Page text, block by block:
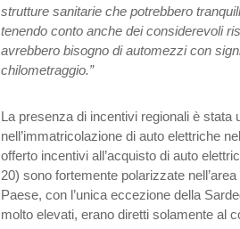
strutture sanitarie che potrebbero
tenendo conto anche dei considerevoli
avrebbero bisogno di automezzi con
chilometraggio.”
La presenza di incentivi regionali è stata
nell’immatricolazione di auto elettriche
offerto incentivi all’acquisto di auto
20) sono fortemente polarizzate
Paese, con l’unica eccezione della
molto elevati, erano diretti solamente al